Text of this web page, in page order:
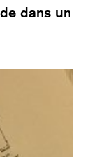
dans un